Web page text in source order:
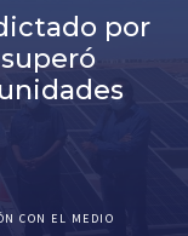
por
CON EL MEDIO